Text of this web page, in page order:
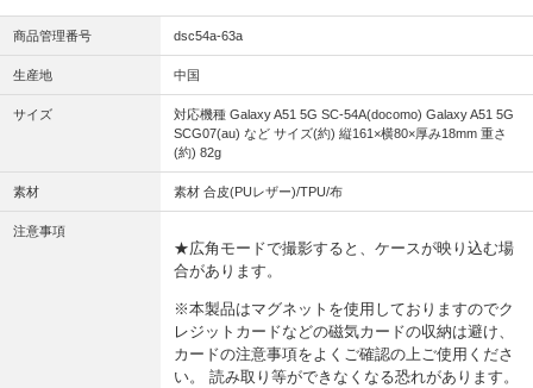
商品管理番号 dsc54a-63a
生産地 中国
サイズ
対応機種 Galaxy A51 5G SC-54A(docomo) Galaxy A51 5G
SCG07(au) など サイズ(約) 縦161×横80×厚み18mm 重さ
(約) 82g
素材 素材 合皮(PUレザー)/TPU/布
注意事項
★広角モードで撮影すると、ケースが映り込む場
合があります。
※本製品はマグネットを使用しておりますのでク
レジットカードなどの磁気カードの収納は避け、
カードの注意事項をよくご確認の上ご使用くださ
い。 読み取り等ができなくなる恐れがあります。